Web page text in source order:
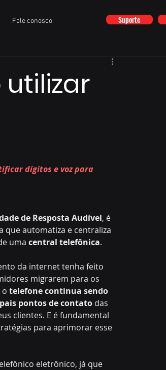
Fale conosco Suporte
utilizar
dígitos e voz para
de Resposta Audível, é
que automatiza e centraliza
uma central telefônica.
da internet tenha feito
migrarem para os
o telefone continua sendo
pontos de contato das
clientes. E é fundamental
para aprimorar esse
eletrônico, já que